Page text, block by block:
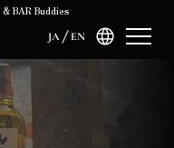
& BAR Buddies
JA EN